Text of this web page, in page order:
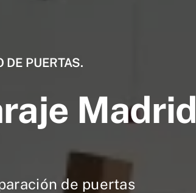
DE PUERTAS.
Madrid
de puertas